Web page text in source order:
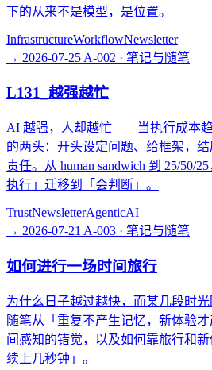
下的从来不是模型，是位置。
InfrastructureWorkflowNewsletter
→ 2026-07-25 A-002 · 笔记与随笔
L131_越强越忙
AI 越强，人却越忙——当执行成本
的两头：开头设定问题、给框架，
责任。从 human sandwich 到 25/50/
执行」迁移到「会判断」。
TrustNewsletterAgenticAI
→ 2026-07-21 A-003 · 笔记与随笔
如何进行一场时间旅行
为什么日子越过越快，而某几段时
随笔从「重复不产生记忆，新体验
间感知的错觉，以及如何靠旅行和
续上几秒钟」。